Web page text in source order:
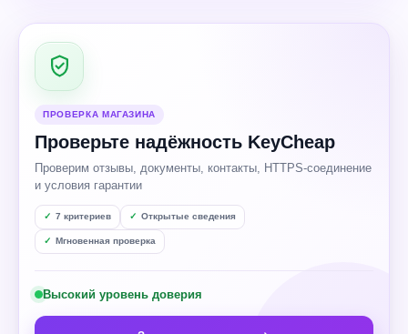
ПРОВЕРКА МАГАЗИНА
Проверьте надёжность KeyCheap
Проверим отзывы, документы, контакты, HTTPS-соединение
и условия гарантии
7 критериев Открытые сведения
Мгновенная проверка
Высокий уровень доверия